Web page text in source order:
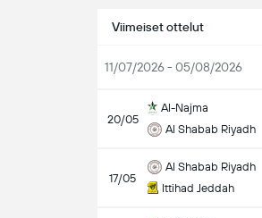
Viimeiset ottelut
11/07/2026 - 05/08/2026
20/05
Al-Najma
Al Shabab Riyadh
17/05
Al Shabab Riyadh
Ittihad Jeddah